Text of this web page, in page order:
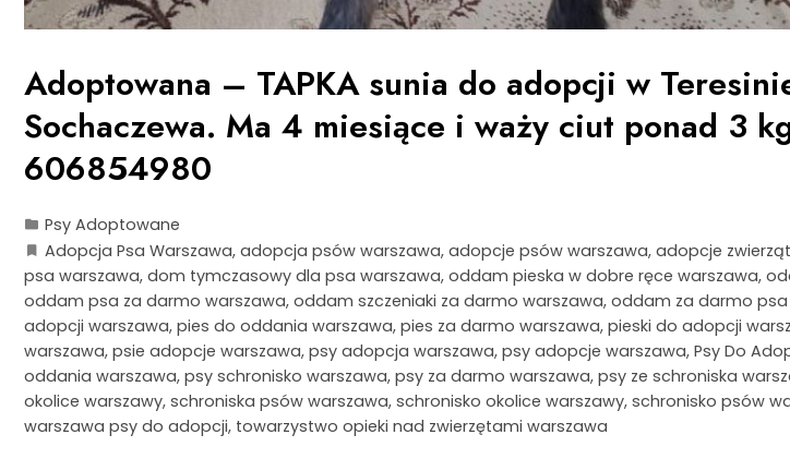
Adoptowana – TAPKA sunia do adopcji w
Sochaczewa. Ma 4 miesiące i waży ciut ponad 3
606854980
Psy Adoptowane
Adopcja Psa Warszawa, adopcja psów warszawa, adopcje psów warszawa, adopcje
psa warszawa, dom tymczasowy dla psa warszawa, oddam pieska w dobre ręce warszawa,
oddam psa za darmo warszawa, oddam szczeniaki za darmo warszawa, oddam za darmo
adopcji warszawa, pies do oddania warszawa, pies za darmo warszawa, pieski do adopcji
warszawa, psie adopcje warszawa, psy adopcja warszawa, psy adopcje warszawa, Psy Do
oddania warszawa, psy schronisko warszawa, psy za darmo warszawa, psy ze schroniska
okolice warszawy, schroniska psów warszawa, schronisko okolice warszawy, schronisko psów
warszawa psy do adopcji, towarzystwo opieki nad zwierzętami warszawa